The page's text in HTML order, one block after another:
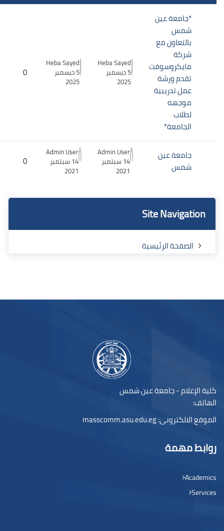
*جامعة عين
شمس
بالتعاون مع
شركة
مايكروسوفت
تقدم ورشة
عمل تدريبية
موجهه
لطلاب
الجامعة*
Heba Sayed
5 ديسمبر
2025
Heba Sayed
5 ديسمبر
2025
0
جامعة عين
شمس
Admin User
14 سبتمبر
2021
Admin User
14 سبتمبر
2021
0
الكتل
الكتل
تجاوز Site Navigation
Site Navigation
الصفحة الرئيسية
كلية الإعلام - جامعة عين شمس
الهاتف:
الموقع الالكترونى:masscomm.asu.edu.eg
روابط مهمة
Academics
Services